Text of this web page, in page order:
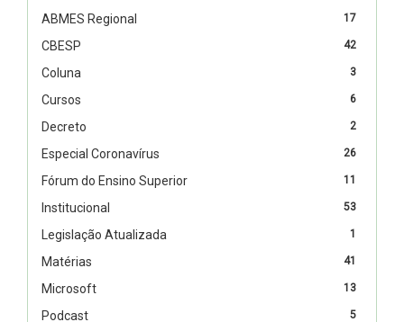
17
ABMES Regional
42
CBESP
3
Coluna
6
Cursos
2
Decreto
26
Especial Coronavírus
11
Fórum do Ensino Superior
53
Institucional
1
Legislação Atualizada
41
Matérias
13
Microsoft
5
Podcast